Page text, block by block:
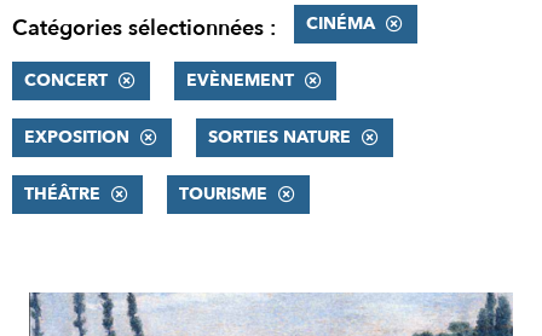
Catégories sélectionnées : CINÉMA
CONCERT EVÈNEMENT
EXPOSITION SORTIES NATURE
THÉÂTRE TOURISME
RÉSULTATS